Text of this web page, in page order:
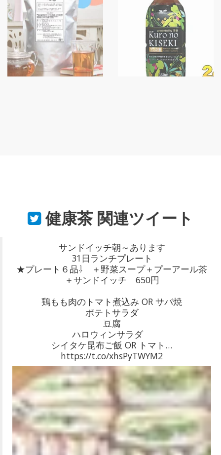
健康茶 関連ツイート
サンドイッチ朝～あります
31日ランチプレート
★プレート６品⇩ ＋野菜スープ＋プーアール茶
＋サンドイッチ 650円
鶏もも肉のトマト煮込み OR サバ焼
ポテトサラダ
豆腐
ハロウィンサラダ
シイタケ昆布ご飯 OR トマト…
https://t.co/xhsPyTWYM2